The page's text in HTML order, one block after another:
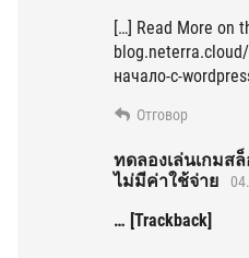
[…] Read More on
начало-с-
Отговор
ทดลองเล่นเกมส
ไม่มีค่าใช้จ่าย
… [Trackback]